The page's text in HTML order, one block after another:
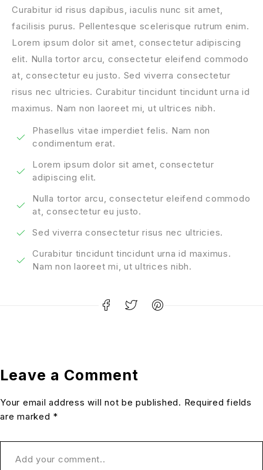
Curabitur id risus dapibus, iaculis nunc sit amet,
facilisis purus. Pellentesque scelerisque rutrum enim.
Lorem ipsum dolor sit amet, consectetur adipiscing
elit. Nulla tortor arcu, consectetur eleifend commodo
at, consectetur eu justo. Sed viverra consectetur
risus nec ultricies. Curabitur tincidunt tincidunt urna id
maximus. Nam non laoreet mi, ut ultrices nibh.
Phasellus vitae imperdiet felis. Nam non
condimentum erat.
Lorem ipsum dolor sit amet, consectetur
adipiscing elit.
Nulla tortor arcu, consectetur eleifend commodo
at, consectetur eu justo.
Sed viverra consectetur risus nec ultricies.
Curabitur tincidunt tincidunt urna id maximus.
Nam non laoreet mi, ut ultrices nibh.
Leave a Comment
Your email address will not be published. Required fields
are marked *